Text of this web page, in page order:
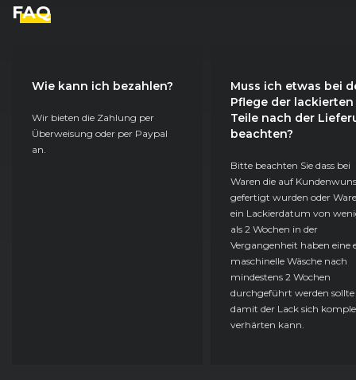
FAQ
Wie kann ich bezahlen?
Wir bieten die Zahlung per
Überweisung oder per Paypal
an.
Muss ich etwas bei
Pflege der lackierten
Teile nach der
beachten?
Bitte beachten Sie dass bei
Waren die auf
gefertigt wurden oder
ein Lackierdatum von
als 2 Wochen in der
Vergangenheit haben eine
maschinelle Wäsche nach
mindestens 2 Wochen
durchgeführt werden sollte
damit der Lack sich
verhärten kann.